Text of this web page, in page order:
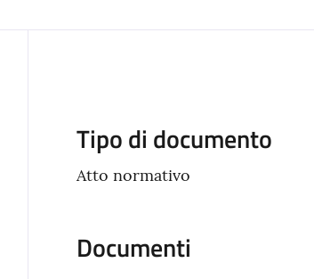
Descrizione
Tipo di documento
Atto normativo
Documenti